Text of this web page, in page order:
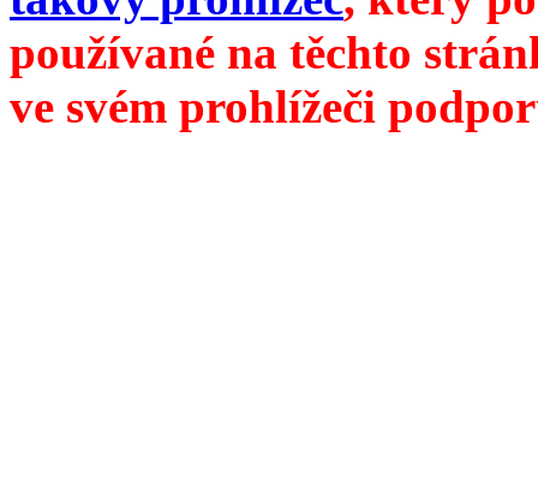
používané na těchto
ve svém prohlížeči